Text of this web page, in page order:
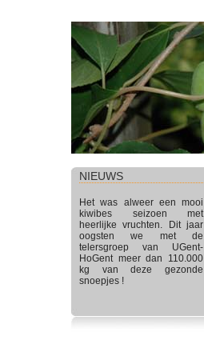
NIEUWS
Het was alweer een mooi
kiwibes seizoen met
heerlijke vruchten. Dit jaar
oogsten we met de
telersgroep van UGent-
HoGent meer dan 110.000
kg van deze gezonde
snoepjes !